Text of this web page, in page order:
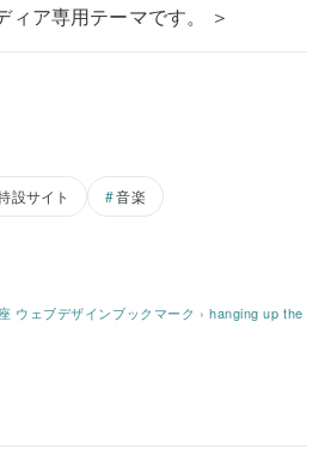
ィア専用テーマです。 ＞
設サイト 音楽
ウェブデザインブックマーク › hanging up the